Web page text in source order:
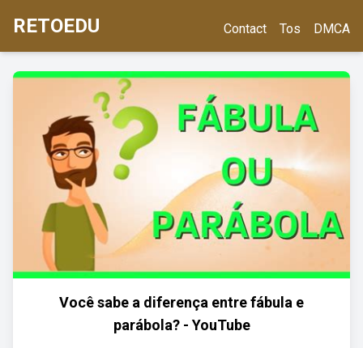
RETOEDU Contact Tos DMCA
Você sabe a diferença entre fábula e
parábola? - YouTube